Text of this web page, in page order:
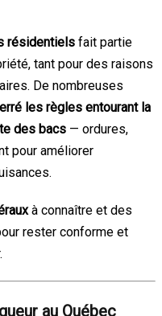
résidentiels fait partie
tant pour des raisons
De nombreuses
les règles entourant la
des bacs — ordures,
pour améliorer
à connaître et des
rester conforme et
au Québec